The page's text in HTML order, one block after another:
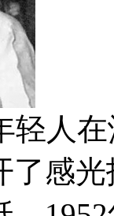
轻人
了感